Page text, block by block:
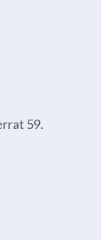
59.